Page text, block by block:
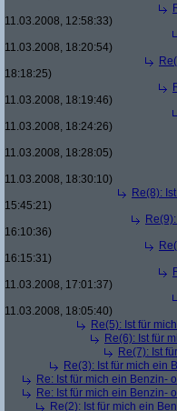
11.03.2008, 12:58:33)
11.03.2008, 18:20:54)
18:18:25)
11.03.2008, 18:19:46)
11.03.2008, 18:24:26)
11.03.2008, 18:28:05)
11.03.2008, 18:30:10)
Re(8):
15:45:21)
16:10:36)
16:15:31)
11.03.2008, 17:01:37)
11.03.2008, 18:05:40)
Re(5): Ist für
Re(6): Ist für
Re(7): Ist
Re(3): Ist für mich ein
Re: Ist für mich ein Benzin-
Re: Ist für mich ein Benzin-
Re(2): Ist für mich ein